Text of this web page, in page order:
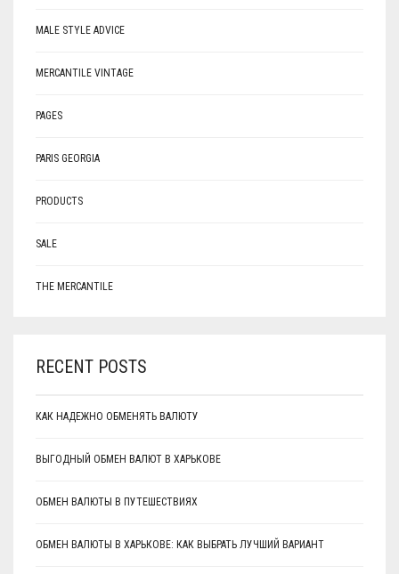
MALE STYLE ADVICE
MERCANTILE VINTAGE
PAGES
PARIS GEORGIA
PRODUCTS
SALE
THE MERCANTILE
RECENT POSTS
КАК НАДЕЖНО ОБМЕНЯТЬ ВАЛЮТУ
ВЫГОДНЫЙ ОБМЕН ВАЛЮТ В ХАРЬКОВЕ
ОБМЕН ВАЛЮТЫ В ПУТЕШЕСТВИЯХ
ОБМЕН ВАЛЮТЫ В ХАРЬКОВЕ: КАК ВЫБРАТЬ ЛУЧШИЙ ВАРИАНТ